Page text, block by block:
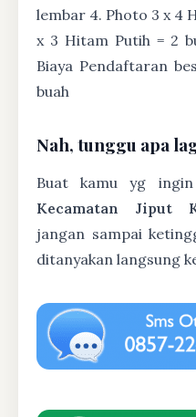
lembar 4. Photo 3 x 4
x 3 Hitam Putih = 2
Biaya Pendaftaran
buah
Nah, tunggu apa
Buat kamu yg ingin
Kecamatan Jiput
jangan sampai
ditanyakan langsung